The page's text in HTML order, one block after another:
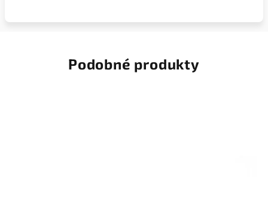
Podobné produkty